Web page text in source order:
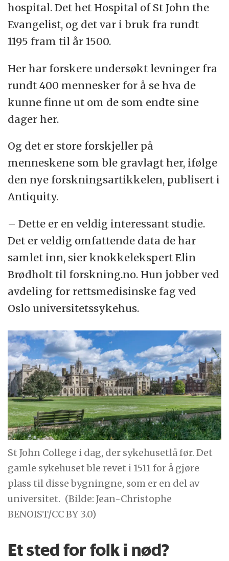
hospital. Det het Hospital of St John the
Evangelist, og det var i bruk fra rundt
1195 fram til år 1500.
Her har forskere undersøkt levninger fra
rundt 400 mennesker for å se hva de
kunne finne ut om de som endte sine
dager her.
Og det er store forskjeller på
menneskene som ble gravlagt her, ifølge
den nye forskningsartikkelen, publisert i
Antiquity.
– Dette er en veldig interessant studie.
Det er veldig omfattende data de har
samlet inn, sier knokkelekspert Elin
Brødholt til forskning.no. Hun jobber ved
avdeling for rettsmedisinske fag ved
Oslo universitetssykehus.
St John College i dag, der sykehusetlå før. Det
gamle sykehuset ble revet i 1511 for å gjøre
plass til disse bygningne, som er en del av
universitet. (Bilde: Jean-Christophe
BENOIST/CC BY 3.0)
Et sted for folk i nød?